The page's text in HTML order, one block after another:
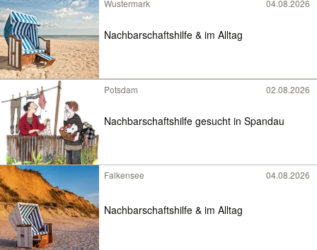
Wustermark 04.08.2026
Nachbarschaftshilfe & im Alltag
Potsdam 02.08.2026
Nachbarschaftshilfe gesucht in Spandau
Falkensee 04.08.2026
Nachbarschaftshilfe & im Alltag